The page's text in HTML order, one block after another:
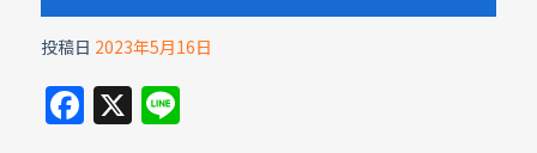
投稿日 2023年5月16日
F X Li